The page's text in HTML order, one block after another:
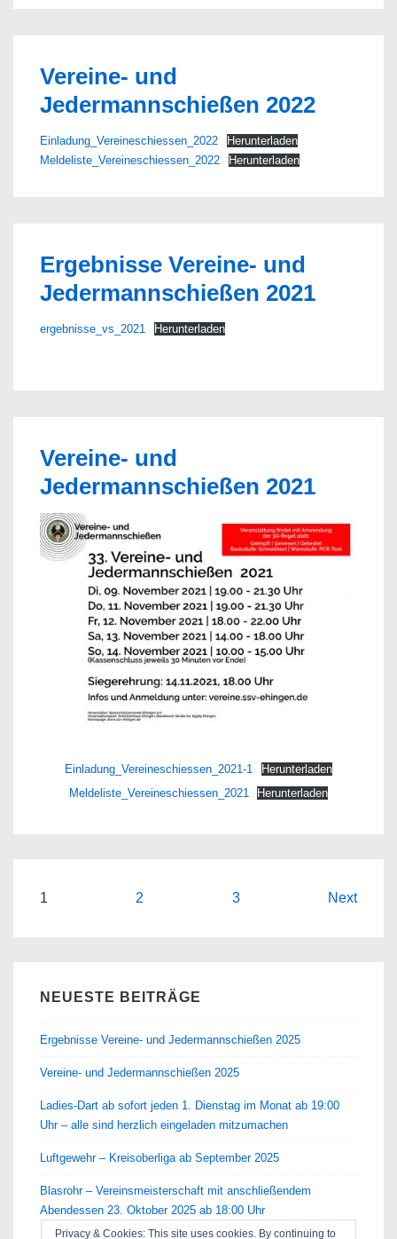
Vereine- und
Jedermannschießen 2022
Einladung_Vereineschiessen_2022
Herunterladen
Meldeliste_Vereineschiessen_2022
Herunterladen
Ergebnisse Vereine- und
Jedermannschießen 2021
ergebnisse_vs_2021 Herunterladen
Vereine- und
Jedermannschießen 2021
Einladung_Vereineschiessen_2021-1
Herunterladen
Meldeliste_Vereineschiessen_2021
Herunterladen
Seitennummerierung
1 2 3 Next
NEUESTE BEITRÄGE
Ergebnisse Vereine- und Jedermannschießen 2025
Vereine- und Jedermannschießen 2025
Ladies-Dart ab sofort jeden 1. Dienstag im Monat ab 19:00
Uhr – alle sind herzlich eingeladen mitzumachen
Luftgewehr – Kreisoberliga ab September 2025
Blasrohr – Vereinsmeisterschaft mit anschließendem
Abendessen 23. Oktober 2025 ab 18:00 Uhr
Privacy & Cookies: This site uses cookies. By continuing to